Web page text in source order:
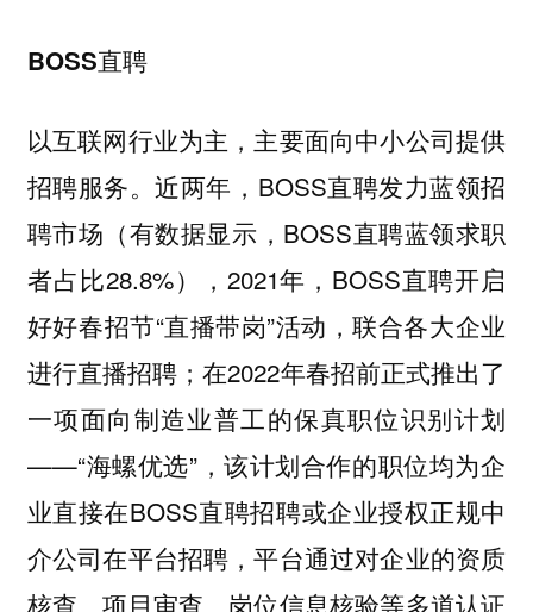
BOSS直聘
以互联网行业为主，主要面向中小公司提供
招聘服务。近两年，BOSS直聘发力蓝领招
聘市场（有数据显示，BOSS直聘蓝领求职
者占比28.8%），2021年，BOSS直聘开启
好好春招节“直播带岗”活动，联合各大企业
进行直播招聘；在2022年春招前正式推出了
一项面向制造业普工的保真职位识别计划
——“海螺优选”，该计划合作的职位均为企
业直接在BOSS直聘招聘或企业授权正规中
介公司在平台招聘，平台通过对企业的资质
核查、项目审查、岗位信息核验等多道认证